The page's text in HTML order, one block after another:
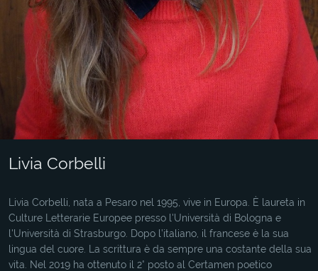
Livia Corbelli
Livia Corbelli, nata a Pesaro nel 1995, vive in Europa. È laureta in
Culture Letterarie Europee presso l'Università di Bologna e
l'Università di Strasburgo. Dopo l’italiano, il francese è la sua
lingua del cuore. La scrittura è da sempre una costante della sua
vita. Nel 2019 ha ottenuto il 2° posto al Certamen poetico